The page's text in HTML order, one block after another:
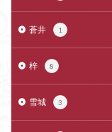
蒼井 1
梓 8
雪城 3